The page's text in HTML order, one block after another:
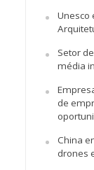
Unesco
Setor
média
de
China
drones